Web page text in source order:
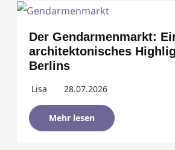
Der Gendarmenmarkt:
architektonisches
Berlins
Lisa 28.07.2026
Mehr lesen